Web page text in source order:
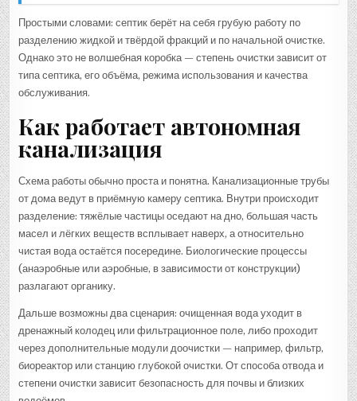
Простыми словами: септик берёт на себя грубую работу по
разделению жидкой и твёрдой фракций и по начальной очистке.
Однако это не волшебная коробка — степень очистки зависит от
типа септика, его объёма, режима использования и качества
обслуживания.
Как работает автономная
канализация
Схема работы обычно проста и понятна. Канализационные трубы
от дома ведут в приёмную камеру септика. Внутри происходит
разделение: тяжёлые частицы оседают на дно, большая часть
масел и лёгких веществ всплывает наверх, а относительно
чистая вода остаётся посередине. Биологические процессы
(анаэробные или аэробные, в зависимости от конструкции)
разлагают органику.
Дальше возможны два сценария: очищенная вода уходит в
дренажный колодец или фильтрационное поле, либо проходит
через дополнительные модули доочистки — например, фильтр,
биореактор или станцию глубокой очистки. От способа отвода и
степени очистки зависит безопасность для почвы и близких